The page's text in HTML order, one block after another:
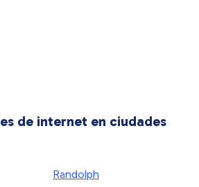
de internet en ciudades
Randolph